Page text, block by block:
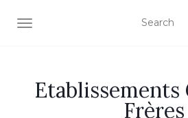
AFFICHER/MASQUER LA
Etablissements
Frères